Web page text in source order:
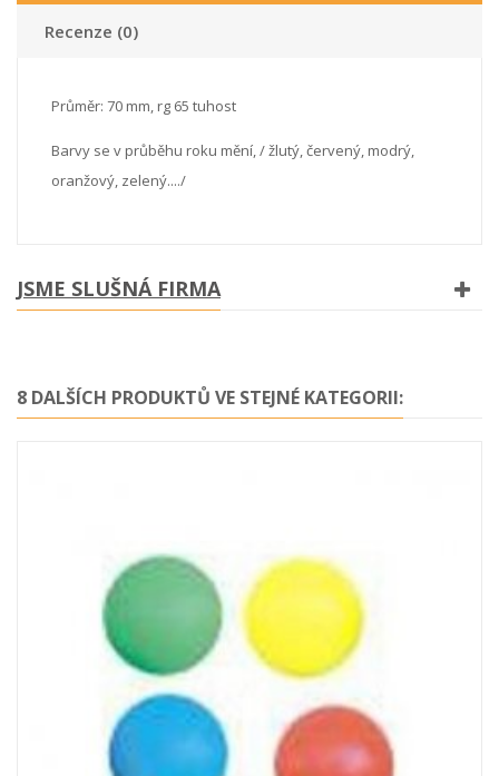
Recenze (0)
Průměr: 70 mm, rg 65 tuhost
Barvy se v průběhu roku mění, / žlutý, červený, modrý,
oranžový, zelený..../
JSME SLUŠNÁ FIRMA
8 DALŠÍCH PRODUKTŮ VE STEJNÉ KATEGORII: